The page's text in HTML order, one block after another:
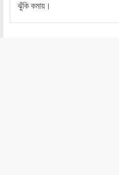
ঝুঁকি কমায়।